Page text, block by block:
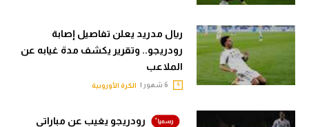
ريال مدريد يعلن تفاصيل إصابة
رودريجو.. وتقرير يكشف مدة غيابه عن
الملاعب
الكرة الأوروبية
رودريجو يغيب عن مباراتي